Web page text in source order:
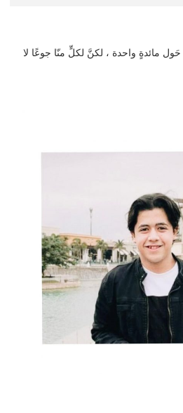
حَول مائدةٍ واحدة ، لكنَّ لكلٍّ منّا جوعًا لا